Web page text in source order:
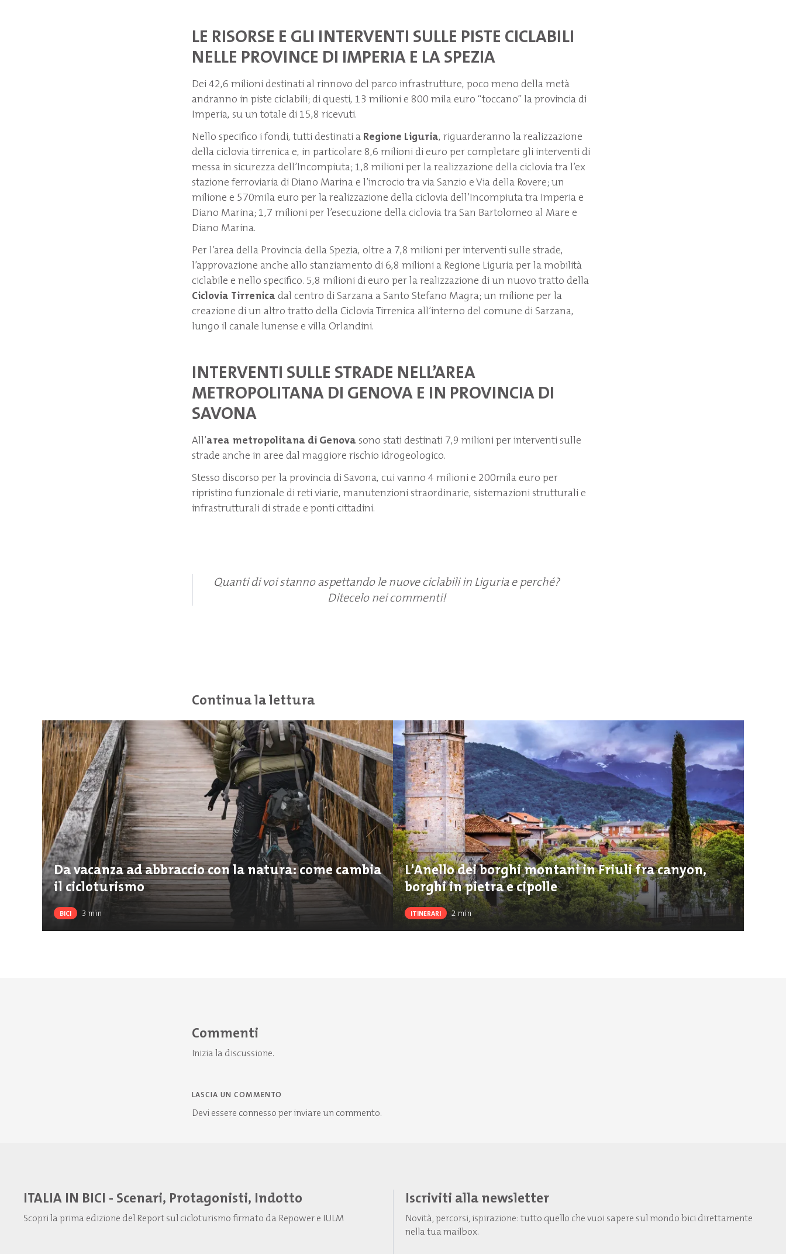
LE RISORSE E GLI INTERVENTI SULLE PISTE CICLABILI
NELLE PROVINCE DI IMPERIA E LA SPEZIA
Dei 42,6 milioni destinati al rinnovo del parco infrastrutture, poco meno della metà
andranno in piste ciclabili; di questi, 13 milioni e 800 mila euro “toccano” la provincia di
Imperia, su un totale di 15,8 ricevuti.
Nello specifico i fondi, tutti destinati a Regione Liguria, riguarderanno la realizzazione
della ciclovia tirrenica e, in particolare 8,6 milioni di euro per completare gli interventi di
messa in sicurezza dell’Incompiuta; 1,8 milioni per la realizzazione della ciclovia tra l’ex
stazione ferroviaria di Diano Marina e l’incrocio tra via Sanzio e Via della Rovere; un
milione e 570mila euro per la realizzazione della ciclovia dell’Incompiuta tra Imperia e
Diano Marina; 1,7 milioni per l’esecuzione della ciclovia tra San Bartolomeo al Mare e
Diano Marina.
Per l’area della Provincia della Spezia, oltre a 7,8 milioni per interventi sulle strade,
l’approvazione anche allo stanziamento di 6,8 milioni a Regione Liguria per la mobilità
ciclabile e nello specifico. 5,8 milioni di euro per la realizzazione di un nuovo tratto della
Ciclovia Tirrenica dal centro di Sarzana a Santo Stefano Magra; un milione per la
creazione di un altro tratto della Ciclovia Tirrenica all’interno del comune di Sarzana,
lungo il canale lunense e villa Orlandini.
INTERVENTI SULLE STRADE NELL’AREA
METROPOLITANA DI GENOVA E IN PROVINCIA DI
SAVONA
All’area metropolitana di Genova sono stati destinati 7,9 milioni per interventi sulle
strade anche in aree dal maggiore rischio idrogeologico.
Stesso discorso per la provincia di Savona, cui vanno 4 milioni e 200mila euro per
ripristino funzionale di reti viarie, manutenzioni straordinarie, sistemazioni strutturali e
infrastrutturali di strade e ponti cittadini.
Quanti di voi stanno aspettando le nuove ciclabili in Liguria e perché?
Ditecelo nei commenti!
Continua la lettura
Da vacanza ad abbraccio con la natura: come cambia
il cicloturismo
BICI 3 min
L'Anello dei borghi montani in Friuli fra canyon,
borghi in pietra e cipolle
ITINERARI 2min
Commenti
Inizia la discussione.
LASCIA UN COMMENTO
Devi essere connessoper inviare un commento.
ITALIA IN BICI - Scenari, Protagonisti, Indotto
Scopri la prima edizione del Report sul cicloturismo firmato da Repower e IULM
Iscriviti alla newsletter
Novità, percorsi, ispirazione: tutto quello che vuoi sapere sul mondo bici direttamente
nella tua mailbox.